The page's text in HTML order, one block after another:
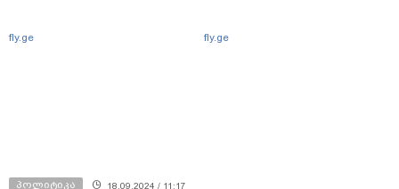
fly.ge fly.ge
პოლიტიკა 18.09.2024 / 11:17